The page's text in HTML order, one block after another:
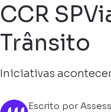
CCR
Trânsito
Iniciativas
Escrito por